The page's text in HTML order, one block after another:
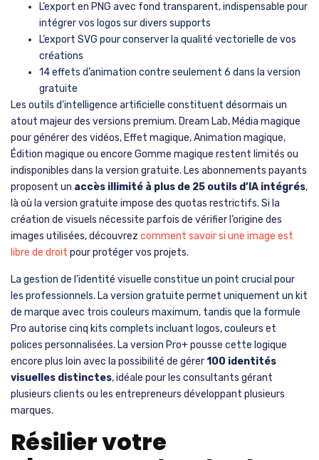
L’export en PNG avec fond transparent, indispensable pour
intégrer vos logos sur divers supports
L’export SVG pour conserver la qualité vectorielle de vos
créations
14 effets d’animation contre seulement 6 dans la version
gratuite
Les outils d’intelligence artificielle constituent désormais un
atout majeur des versions premium. Dream Lab, Média magique
pour générer des vidéos, Effet magique, Animation magique,
Édition magique ou encore Gomme magique restent limités ou
indisponibles dans la version gratuite. Les abonnements payants
proposent un accès illimité à plus de 25 outils d’IA intégrés,
là où la version gratuite impose des quotas restrictifs. Si la
création de visuels nécessite parfois de vérifier l’origine des
images utilisées, découvrez comment savoir si une image est
libre de droit pour protéger vos projets.
La gestion de l’identité visuelle constitue un point crucial pour
les professionnels. La version gratuite permet uniquement un kit
de marque avec trois couleurs maximum, tandis que la formule
Pro autorise cinq kits complets incluant logos, couleurs et
polices personnalisées. La version Pro+ pousse cette logique
encore plus loin avec la possibilité de gérer100 identités
visuelles distinctes, idéale pour les consultants gérant
plusieurs clients ou les entrepreneurs développant plusieurs
marques.
Résilier votre